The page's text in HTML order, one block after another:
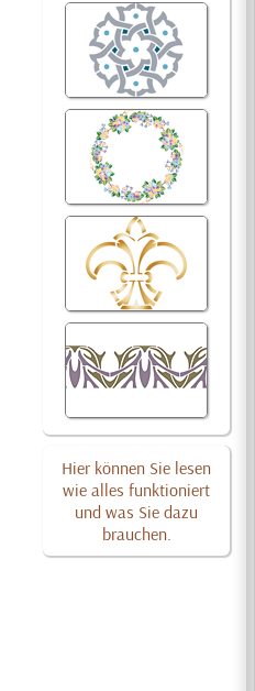
Hier können Sie lesen
wie alles funktioniert
und was Sie dazu
brauchen.